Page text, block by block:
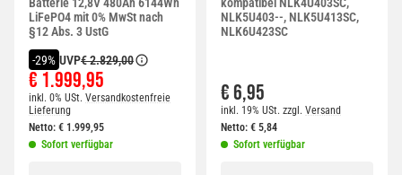
LiFePO4 mit 0% MwSt nach
§12 Abs. 3 UstG
-29% UVP€ 2.829,00
€ 1.999,95
inkl. 0% USt. Versandkostenfreie
Lieferung
Netto: € 1.999,95
Sofort verfügbar
NLK5U403--, NLK5U413SC,
NLK6U423SC
€ 6,95
inkl. 19% USt. zzgl. Versand
Netto: € 5,84
Sofort verfügbar